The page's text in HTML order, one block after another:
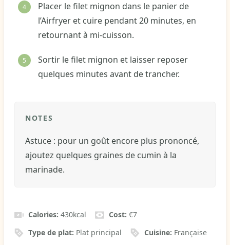
Placer le filet mignon dans le panier de
l’Airfryer et cuire pendant 20 minutes, en
retournant à mi-cuisson.
Sortir le filet mignon et laisser reposer
quelques minutes avant de trancher.
NOTES
Astuce : pour un goût encore plus prononcé,
ajoutez quelques graines de cumin à la
marinade.
Calories:430kcal Cost:€7
Type de plat: Plat principal Cuisine: Française